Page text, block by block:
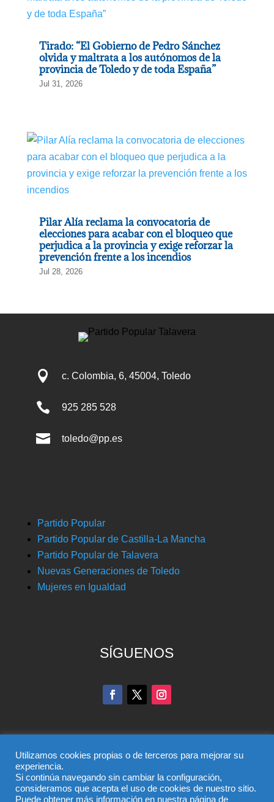
Tirado: “El Gobierno de Pedro Sánchez
olvida y maltrata a los autónomos de la
provincia de Toledo y de toda España”
Jul 31, 2026
Pilar Alía reclama la convocatoria de
elecciones para acabar con el bloqueo que
perjudica a la provincia y exige reforzar la
prevención frente a los incendios
Jul 28, 2026
 c. Colombia, 6, 45004, Toledo
 925 285 528
 toledo@pp.es
Partido Popular
Partido Popular de Castilla-La Mancha
Partido Popular de Talavera
Nuevas Generaciones de Toledo
Mujeres en Igualdad
SÍGUENOS
© Partido Popular de Toledo – C/ Colombia, 6, 45004,
Utilizamos cookies propias o de terceros para mejorar su
experiencia.
Si continúa navegando sin cambiar la configuración,
consideramos que acepta el uso de cookies de nuestro sitio.
Puede obtener más información en nuestra página de